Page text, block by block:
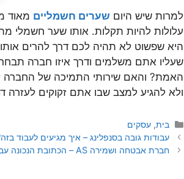
למרות שיש היום שערים חשמליים מאוד
עלולות להיות תקלות. אותו שער חשמלי
היא שפשוט לא תהיה לכם דרך להרים
שעליו אתם משלמים ודרך איזו חברה
ולא להגיע למצב שבו אתם זקוקים לעזרה
קטגוריות
בית,עסקים
עבודות גובה בסנפלינג – איך מגיעים לעבוד
חברת אבטחה ושמירה AS – הכתובת הנכונה עבורכם